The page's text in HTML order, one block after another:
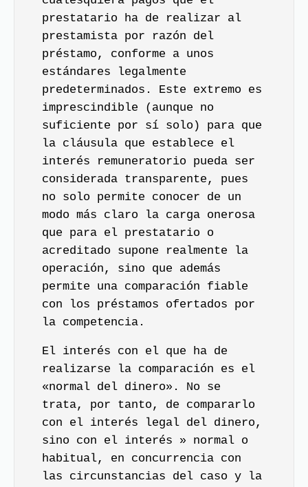
prestatario ha de realizar al
prestamista por razón del
préstamo, conforme a unos
estándares legalmente
predeterminados. Este extremo es
imprescindible (aunque no
suficiente por sí solo) para que
la cláusula que establece el
interés remuneratorio pueda ser
considerada transparente, pues
no solo permite conocer de un
modo más claro la carga onerosa
que para el prestatario o
acreditado supone realmente la
operación, sino que además
permite una comparación fiable
con los préstamos ofertados por
la competencia.
El interés con el que ha de
realizarse la comparación es el
«normal del dinero». No se
trata, por tanto, de compararlo
con el interés legal del dinero,
sino con el interés » normal o
habitual, en concurrencia con
las circunstancias del caso y la